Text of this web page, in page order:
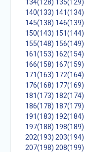
134(128) 135(129)
140(133) 141(134)
145(138) 146(139)
150(143) 151(144)
155(148) 156(149)
161(153) 162(154)
166(158) 167(159)
171(163) 172(164)
176(168) 177(169)
181(173) 182(174)
186(178) 187(179)
191(183) 192(184)
197(188) 198(189)
202(193) 203(194)
207(198) 208(199)